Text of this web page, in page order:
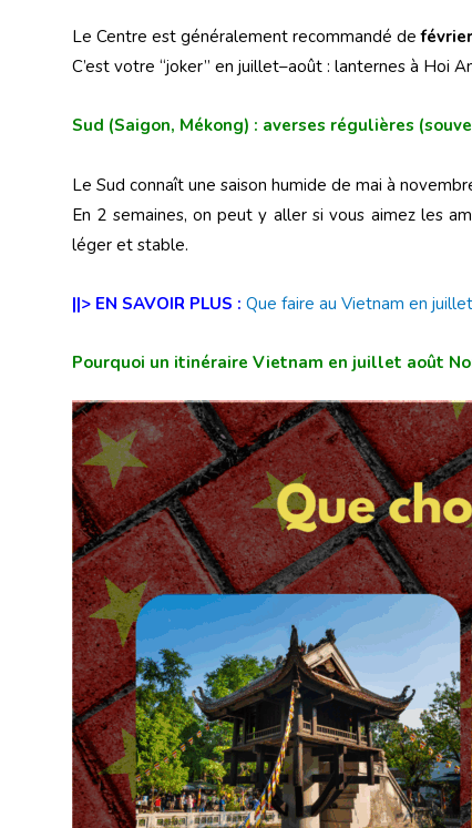
Le Centre est généralement recommandé de
C’est votre “joker” en juillet–août : lanternes à Hoi
Sud (Saigon, Mékong) : averses régulières
Le Sud connaît une saison humide de mai à
En 2 semaines, on peut y aller si vous aimez les
léger et stable.
||> EN SAVOIR PLUS : Que faire au Vietnam en
Pourquoi un itinéraire Vietnam en juillet août